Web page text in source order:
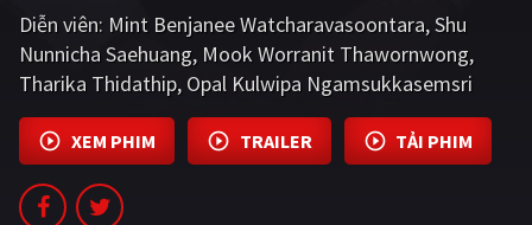
Diễn viên: Mint Benjanee Watcharavasoontara Shu
Nunnicha Saehuang Mook Worranit Thawornwong
Tharika Thidathip Opal Kulwipa Ngamsukkasemsri
XEM PHIM TRAILER TẢI PHIM